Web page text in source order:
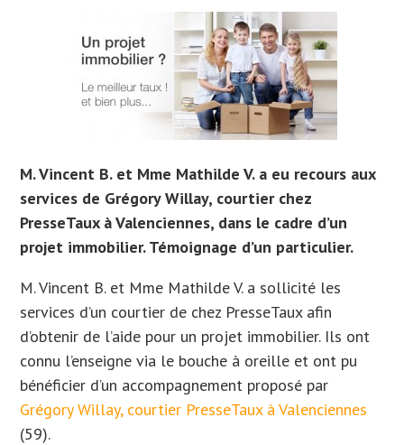
M. Vincent B. et Mme Mathilde V. a eu recours aux
services de Grégory Willay, courtier chez
PresseTaux à Valenciennes, dans le cadre d’un
projet immobilier. Témoignage d’un particulier.
M. Vincent B. et Mme Mathilde V. a sollicité les
services d’un courtier de chez PresseTaux afin
d’obtenir de l’aide pour un projet immobilier. Ils ont
connu l’enseigne via le bouche à oreille et ont pu
bénéficier d’un accompagnement proposé par
Grégory Willay, courtier PresseTaux à Valenciennes
(59).